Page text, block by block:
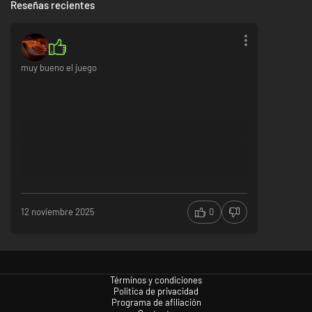
Reseñas recientes
muy bueno el juego
12 noviembre 2025 0
Términos y condiciones
Política de privacidad
Programa de afiliación